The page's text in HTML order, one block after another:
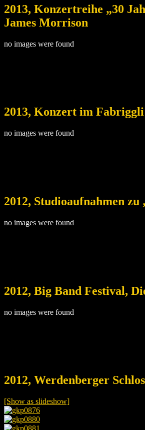
2013, Konzertreihe „30
James Morrison
no images were found
2013, Konzert im
no images were found
2012, Studioaufnahmen zu
no images were found
2012, Big Band Festival,
no images were found
2012, Werdenberger
[Show as slideshow]